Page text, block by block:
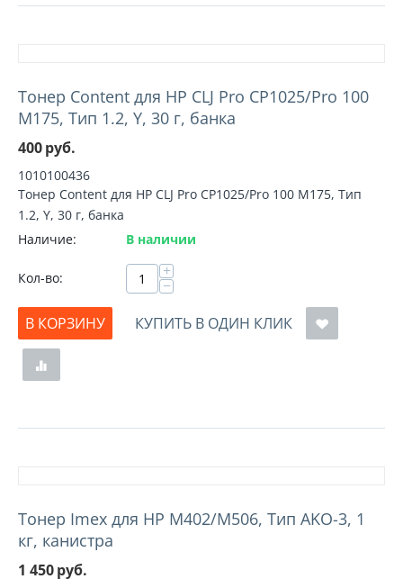
Тонер Content для HP CLJ Pro CP1025/Pro 100
M175, Тип 1.2, Y, 30 г, банка
400руб.
1010100436
Тонер Content для HP CLJ Pro CP1025/Pro 100 M175, Тип
1.2, Y, 30 г, банка
Наличие:
В наличии
Кол-во: +
−
В КОРЗИНУ
КУПИТЬ В ОДИН КЛИК
Тонер Imex для HP M402/M506, Тип AKO-3, 1
кг, канистра
1 450руб.